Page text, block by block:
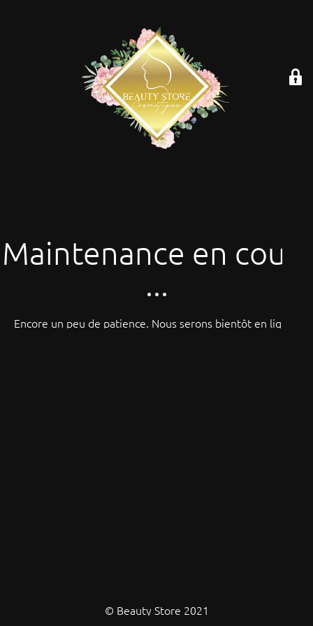
Maintenance en cours
...
Encore un peu de patience. Nous serons bientôt en ligne !
© Beauty Store 2021